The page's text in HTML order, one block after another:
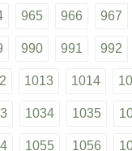
965 966 967
990 991 992
1013 1014
1034 1035
1055 1056